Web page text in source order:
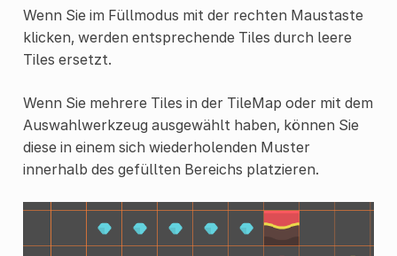
Wenn Sie im Füllmodus mit der rechten Maustaste
klicken, werden entsprechende Tiles durch leere
Tiles ersetzt.
Wenn Sie mehrere Tiles in der TileMap oder mit dem
Auswahlwerkzeug ausgewählt haben, können Sie
diese in einem sich wiederholenden Muster
innerhalb des gefüllten Bereichs platzieren.